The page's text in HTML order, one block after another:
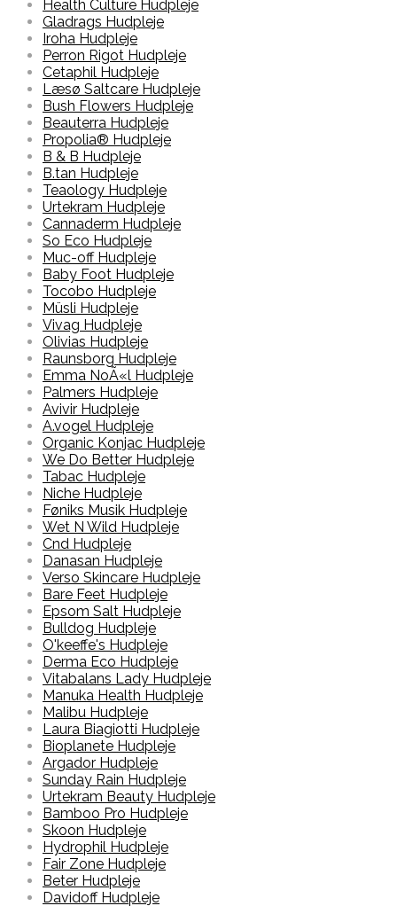
Health Culture Hudpleje
Gladrags Hudpleje
Iroha Hudpleje
Perron Rigot Hudpleje
Cetaphil Hudpleje
Læsø Saltcare Hudpleje
Bush Flowers Hudpleje
Beauterra Hudpleje
Propolia® Hudpleje
B & B Hudpleje
B.tan Hudpleje
Teaology Hudpleje
Urtekram Hudpleje
Cannaderm Hudpleje
So Eco Hudpleje
Muc-off Hudpleje
Baby Foot Hudpleje
Tocobo Hudpleje
Müsli Hudpleje
Vivag Hudpleje
Olivias Hudpleje
Raunsborg Hudpleje
Emma NoÃ«l Hudpleje
Palmers Hudpleje
Avivir Hudpleje
A.vogel Hudpleje
Organic Konjac Hudpleje
We Do Better Hudpleje
Tabac Hudpleje
Niche Hudpleje
Føniks Musik Hudpleje
Wet N Wild Hudpleje
Cnd Hudpleje
Danasan Hudpleje
Verso Skincare Hudpleje
Bare Feet Hudpleje
Epsom Salt Hudpleje
Bulldog Hudpleje
O'keeffe's Hudpleje
Derma Eco Hudpleje
Vitabalans Lady Hudpleje
Manuka Health Hudpleje
Malibu Hudpleje
Laura Biagiotti Hudpleje
Bioplanete Hudpleje
Argador Hudpleje
Sunday Rain Hudpleje
Urtekram Beauty Hudpleje
Bamboo Pro Hudpleje
Skoon Hudpleje
Hydrophil Hudpleje
Fair Zone Hudpleje
Beter Hudpleje
Davidoff Hudpleje